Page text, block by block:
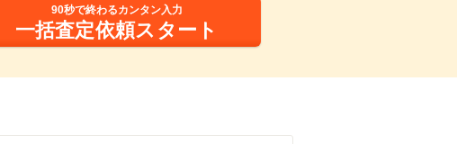
90秒で終わるカンタン入力
一括査定依頼スタート